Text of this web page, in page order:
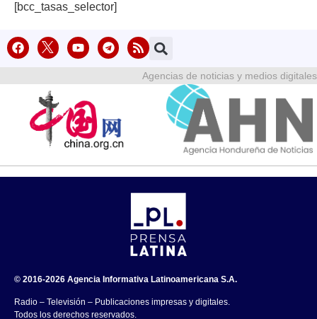
[bcc_tasas_selector]
Agencias de noticias y medios digitales
© 2016-2026 Agencia Informativa Latinoamericana S.A.
Radio – Televisión – Publicaciones impresas y digitales.
Todos los derechos reservados.